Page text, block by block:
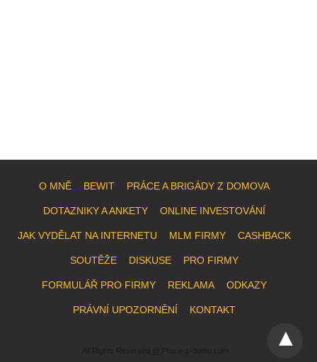
O MNĚ BEWIT PRÁCE A BRIGÁDY Z DOMOVA
DOTAZNIKY A ANKETY ONLINE INVESTOVÁNÍ
JAK VYDĚLAT NA INTERNETU MLM FIRMY CASHBACK
SOUTĚŽE DISKUSE PRO FIRMY
FORMULÁŘ PRO FIRMY REKLAMA ODKAZY
PRÁVNÍ UPOZORNĚNÍ KONTAKT